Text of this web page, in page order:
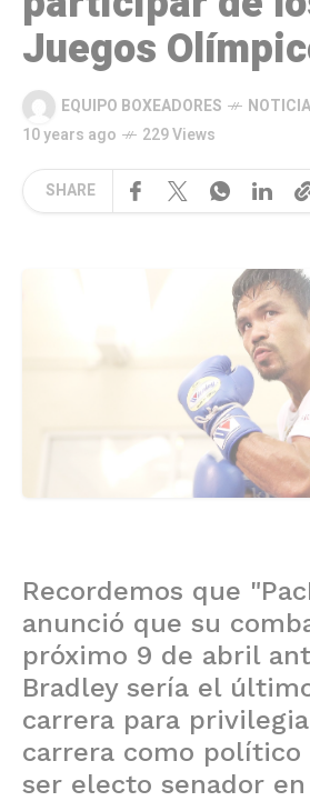
Juegos
EQUIPO BOXEADORES
10 years ago
229 Views
SHARE
Recordemos que
anunció que su
próximo 9 de abril
Bradley sería el
carrera para
carrera como político
ser electo senador